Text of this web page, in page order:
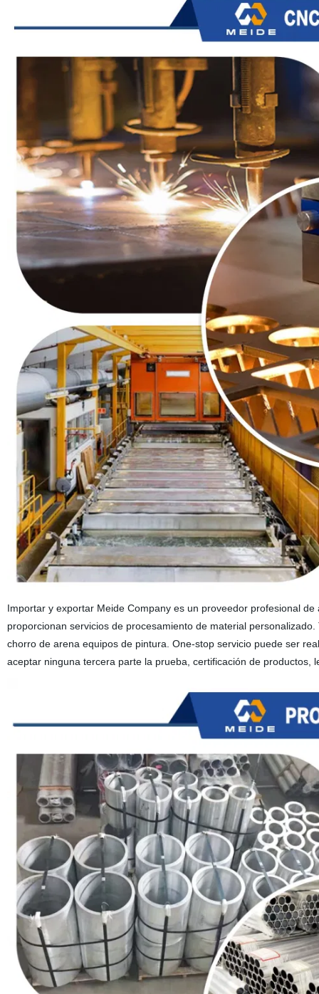
Importar y exportar Meide Company es un proveedor profesional
proporcionan servicios de procesamiento de material personalizado.
chorro de arena equipos de pintura. One-stop servicio puede ser
aceptar ninguna tercera parte la prueba, certificación de